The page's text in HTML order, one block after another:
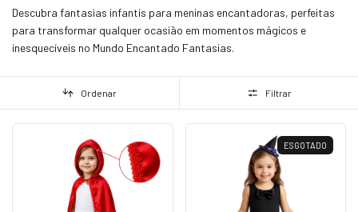
Descubra fantasias infantis para meninas encantadoras, perfeitas
para transformar qualquer ocasião em momentos mágicos e
inesquecíveis no Mundo Encantado Fantasias.
Ordenar Filtrar
ESGOTADO